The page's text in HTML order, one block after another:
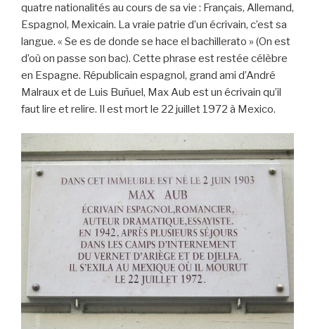
quatre nationalités au cours de sa vie : Français, Allemand,
Espagnol, Mexicain. La vraie patrie d’un écrivain, c’est sa
langue. « Se es de donde se hace el bachillerato » (On est
d’où on passe son bac). Cette phrase est restée célèbre
en Espagne. Républicain espagnol, grand ami d’André
Malraux et de Luis Buñuel, Max Aub est un écrivain qu’il
faut lire et relire. Il est mort le 22 juillet 1972 à Mexico.